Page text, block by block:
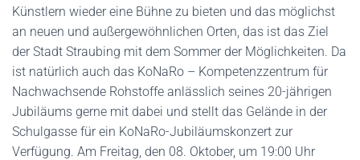
Künstlern wieder eine Bühne zu bieten und das möglichst
an neuen und außergewöhnlichen Orten, das ist das Ziel
der Stadt Straubing mit dem Sommer der Möglichkeiten. Da
ist natürlich auch das KoNaRo – Kompetenzzentrum für
Nachwachsende Rohstoffe anlässlich seines 20-jährigen
Jubiläums gerne mit dabei und stellt das Gelände in der
Schulgasse für ein KoNaRo-Jubiläumskonzert zur
Verfügung. Am Freitag, den 08. Oktober, um 19:00 Uhr